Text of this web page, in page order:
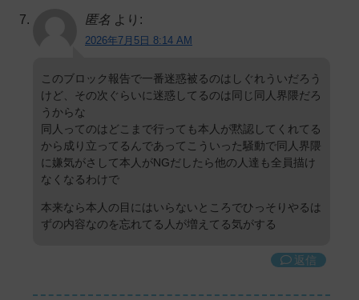
匿名 より:
2026年7月5日 8:14 AM
このブロック報告で一番迷惑被るのはしぐれういだろう
けど、その次ぐらいに迷惑してるのは同じ同人界隈だろ
うからな
同人ってのはどこまで行っても本人が黙認してくれてる
から成り立ってるんであってこういった騒動で同人界隈
に嫌気がさして本人がNGだしたら他の人達も全員描け
なくなるわけで
本来なら本人の目にはいらないところでひっそりやるは
ずの内容なのを忘れてる人が増えてる気がする
返信